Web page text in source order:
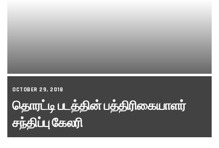
OCTOBER 29, 2018
தொரட்டி படத்தின் பத்திரிகையாளர்
சந்திப்பு கேலரி